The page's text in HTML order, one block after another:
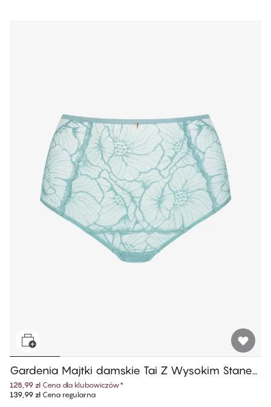
Gardenia Majtki damskie Tai Z Wysokim Stane
m
125,99 zł Cena dla klubowiczów*
139,99 złCena regularna